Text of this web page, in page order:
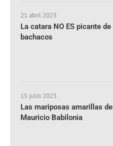
21 abril 2023
La catara NO ES picante de
bachacos
15 julio 2023
Las mariposas amarillas de
Mauricio Babilonia